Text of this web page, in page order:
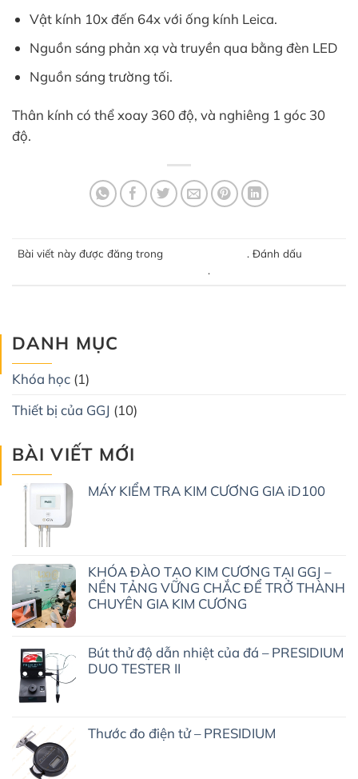
Vật kính 10x đến 64x với ống kính Leica.
Nguồn sáng phản xạ và truyền qua bằng đèn LED
Nguồn sáng trường tối.
Thân kính có thể xoay 360 độ, và nghiêng 1 góc 30
độ.
Bài viết này được đăng trong . Đánh dấu
.
DANH MỤC
Khóa học (1)
Thiết bị của GGJ (10)
BÀI VIẾT MỚI
MÁY KIỂM TRA KIM CƯƠNG GIA iD100
KHÓA ĐÀO TẠO KIM CƯƠNG TẠI GGJ –
NỀN TẢNG VỮNG CHẮC ĐỂ TRỞ THÀNH
CHUYÊN GIA KIM CƯƠNG
Bút thử độ dẫn nhiệt của đá – PRESIDIUM
DUO TESTER II
Thước đo điện tử – PRESIDIUM